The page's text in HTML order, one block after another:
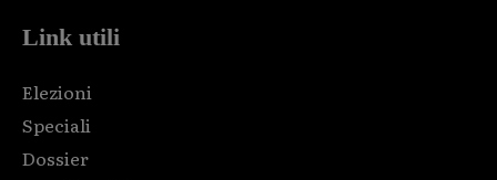
Link utili
Elezioni
Speciali
Dossier